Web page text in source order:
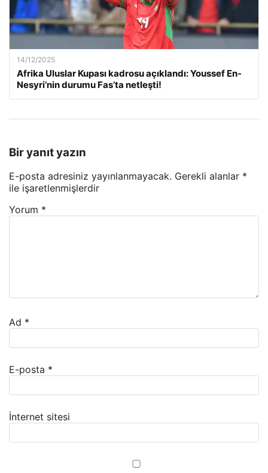
14/12/2025
Afrika Uluslar Kupası kadrosu açıklandı: Youssef En-
Nesyri’nin durumu Fas’ta netleşti!
Bir yanıt yazın
E-posta adresiniz yayınlanmayacak. Gerekli alanlar *
ile işaretlenmişlerdir
Yorum *
Ad *
E-posta *
İnternet sitesi